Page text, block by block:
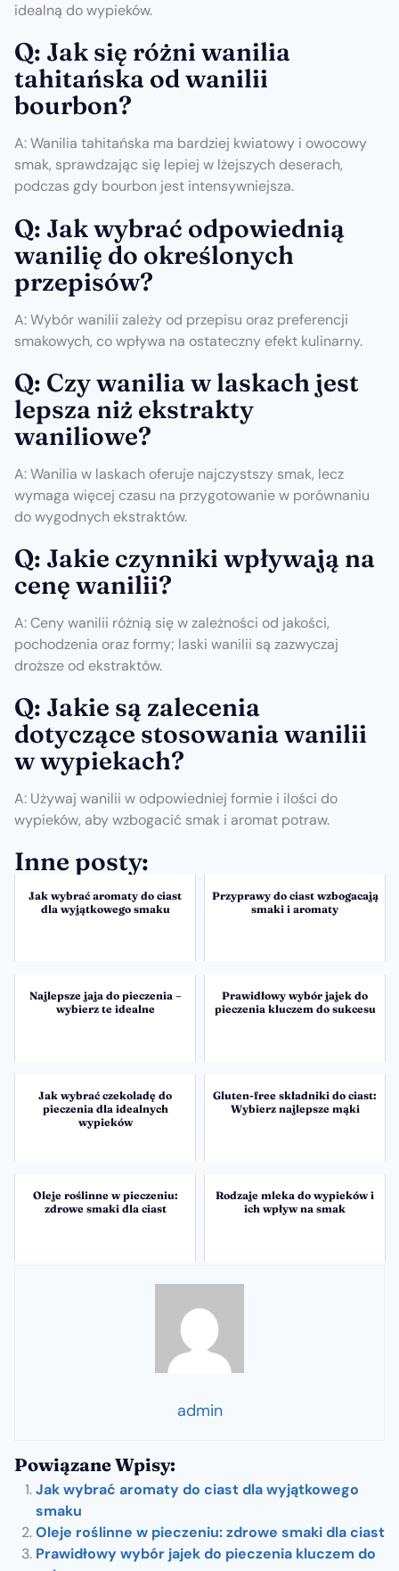
idealną do wypieków.
Q: Jak się różni wanilia
tahitańska od wanilii
bourbon?
A: Wanilia tahitańska ma bardziej kwiatowy i owocowy
smak, sprawdzając się lepiej w lżejszych deserach,
podczas gdy bourbon jest intensywniejsza.
Q: Jak wybrać odpowiednią
wanilię do określonych
przepisów?
A: Wybór wanilii zależy od przepisu oraz preferencji
smakowych, co wpływa na ostateczny efekt kulinarny.
Q: Czy wanilia w laskach jest
lepsza niż ekstrakty
waniliowe?
A: Wanilia w laskach oferuje najczystszy smak, lecz
wymaga więcej czasu na przygotowanie w porównaniu
do wygodnych ekstraktów.
Q: Jakie czynniki wpływają na
cenę wanilii?
A: Ceny wanilii różnią się w zależności od jakości,
pochodzenia oraz formy; laski wanilii są zazwyczaj
droższe od ekstraktów.
Q: Jakie są zalecenia
dotyczące stosowania wanilii
w wypiekach?
A: Używaj wanilii w odpowiedniej formie i ilości do
wypieków, aby wzbogacić smak i aromat potraw.
Inne posty:
Jak wybrać aromaty do ciast
dla wyjątkowego smaku
Przyprawy do ciast wzbogacają
smaki i aromaty
Najlepsze jaja do pieczenia –
wybierz te idealne
Prawidłowy wybór jajek do
pieczenia kluczem do sukcesu
Jak wybrać czekoladę do
pieczenia dla idealnych
wypieków
Gluten-free składniki do ciast:
Wybierz najlepsze mąki
Oleje roślinne w pieczeniu:
zdrowe smaki dla ciast
Rodzaje mleka do wypieków i
ich wpływ na smak
admin
Powiązane Wpisy:
Jak wybrać aromaty do ciast dla wyjątkowego
smaku
Oleje roślinne w pieczeniu: zdrowe smaki dla ciast
Prawidłowy wybór jajek do pieczenia kluczem do